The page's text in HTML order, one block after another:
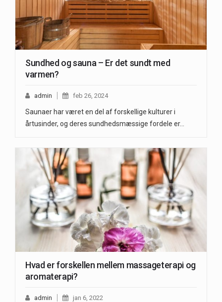
Sundhed og sauna – Er det sundt med
varmen?
admin feb 26, 2024
Saunaer har været en del af forskellige kulturer i
årtusinder, og deres sundhedsmæssige fordele er…
Hvad er forskellen mellem massageterapi og
aromaterapi?
admin jan 6, 2022